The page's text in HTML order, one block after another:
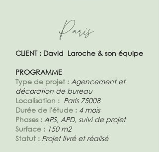
Paris
CLIENT : David Laroche & son équipe
PROGRAMME
Type de projet : Agencement et
décoration de bureau
Localisation : Paris 75008
Durée de l'étude : 4 mois
Phases : APS, APD, suivi de projet
Surface : 150 m2
Statut : Projet livré et réalisé